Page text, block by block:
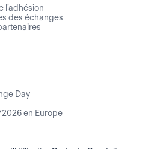
l'adhésion
des échanges
Day
en Europe